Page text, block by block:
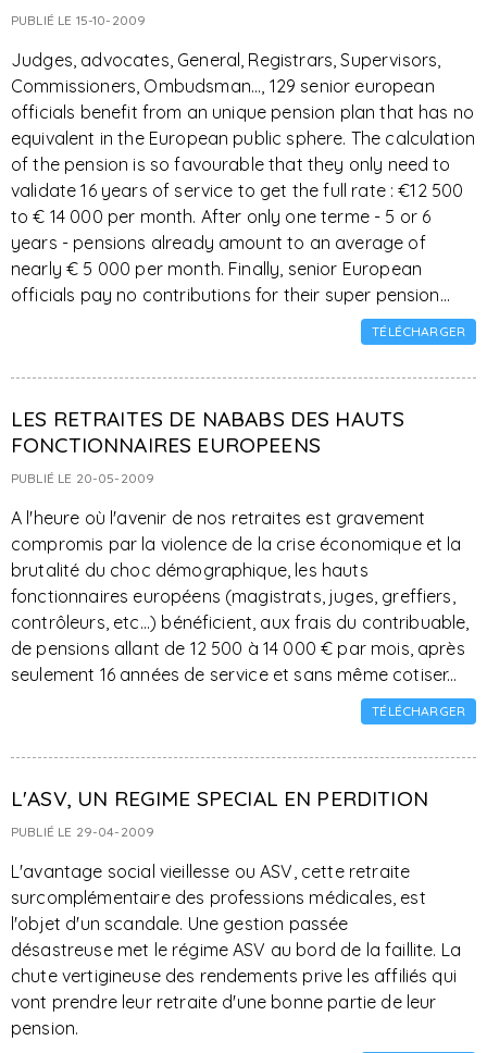
PUBLIÉ LE 15-10-2009
Judges, advocates, General, Registrars, Supervisors,
Commissioners, Ombudsman..., 129 senior european
officials benefit from an unique pension plan that has no
equivalent in the European public sphere. The calculation
of the pension is so favourable that they only need to
validate 16 years of service to get the full rate : €12 500
to € 14 000 per month. After only one terme - 5 or 6
years - pensions already amount to an average of
nearly € 5 000 per month. Finally, senior European
officials pay no contributions for their super pension...
TÉLÉCHARGER
LES RETRAITES DE NABABS DES HAUTS
FONCTIONNAIRES EUROPEENS
PUBLIÉ LE 20-05-2009
A l'heure où l'avenir de nos retraites est gravement
compromis par la violence de la crise économique et la
brutalité du choc démographique, les hauts
fonctionnaires européens (magistrats, juges, greffiers,
contrôleurs, etc...) bénéficient, aux frais du contribuable,
de pensions allant de 12 500 à 14 000 € par mois, après
seulement 16 années de service et sans même cotiser...
TÉLÉCHARGER
L'ASV, UN REGIME SPECIAL EN PERDITION
PUBLIÉ LE 29-04-2009
L'avantage social vieillesse ou ASV, cette retraite
surcomplémentaire des professions médicales, est
l'objet d'un scandale. Une gestion passée
désastreuse met le régime ASV au bord de la faillite. La
chute vertigineuse des rendements prive les affiliés qui
vont prendre leur retraite d'une bonne partie de leur
pension.